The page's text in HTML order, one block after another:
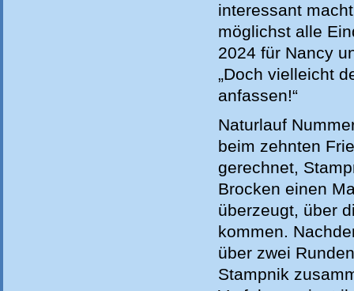
interessant
möglichst alle
2024 für Nancy
„Doch vielleicht
anfassen!“
Naturlauf
beim zehnten
gerechnet,
Brocken einen
überzeugt, über
kommen.
über zwei
Stampnik